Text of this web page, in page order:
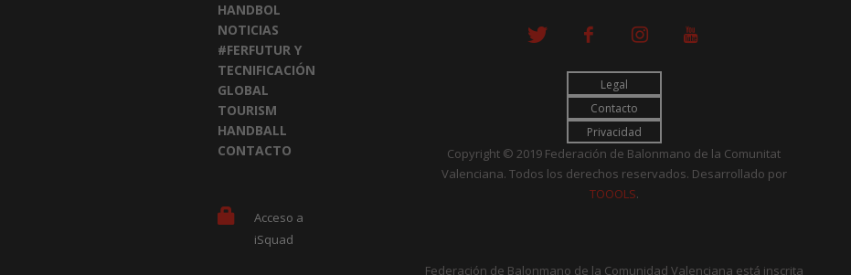
HANDBOL
NOTICIAS
#FERFUTUR Y
TECNIFICACIÓN
GLOBAL
TOURISM
HANDBALL
CONTACTO
Acceso a
iSquad
Legal
Contacto
Privacidad
Copyright © 2019 Federación de Balonmano de la Comunitat
Valenciana. Todos los derechos reservados. Desarrollado por
TOOOLS.
Federación de Balonmano de la Comunidad Valenciana está inscrita